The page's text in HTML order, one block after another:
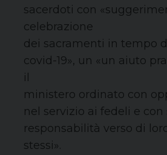
sacerdoti con
celebrazione
dei sacramenti in tempo
covid-19», un «un aiuto
il
ministero ordinato con
nel servizio ai fedeli e con
responsabilità verso di
stessi».